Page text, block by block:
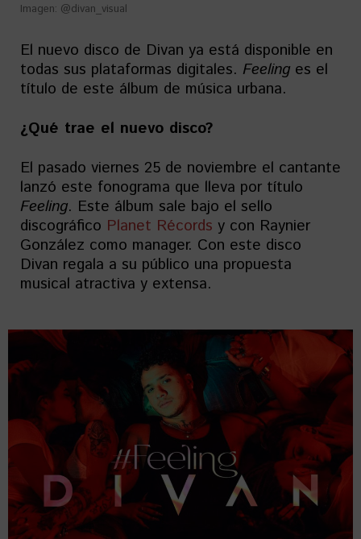
Imagen: @divan_visual
El nuevo disco de Divan ya está disponible en
todas sus plataformas digitales. Feeling es el
título de este álbum de música urbana.
¿Qué trae el nuevo disco?
El pasado viernes 25 de noviembre el cantante
lanzó este fonograma que lleva por título
Feeling. Este álbum sale bajo el sello
discográfico Planet Récords y con Raynier
González como manager. Con este disco
Divan regala a su público una propuesta
musical atractiva y extensa.